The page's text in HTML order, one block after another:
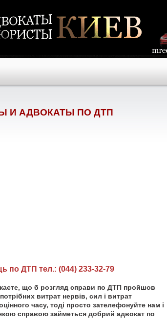
И АДВОКАТЫ ПО ДТП
по ДТП тел.: (044) 233-32-79
що б розгляд справи по ДТП пройшов
витрат нервів, сил і витрат
часу, тоді просто зателефонуйте нам і
справою займеться добрий адвокат по